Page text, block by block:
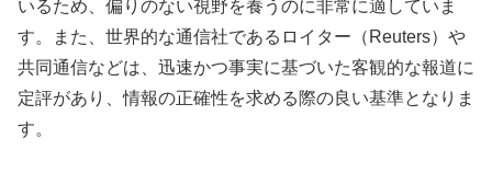
いるため、偏りのない視野を養うのに非常に適していま
す。また、世界的な通信社であるロイター（Reuters）や
共同通信などは、迅速かつ事実に基づいた客観的な報道に
定評があり、情報の正確性を求める際の良い基準となりま
す。